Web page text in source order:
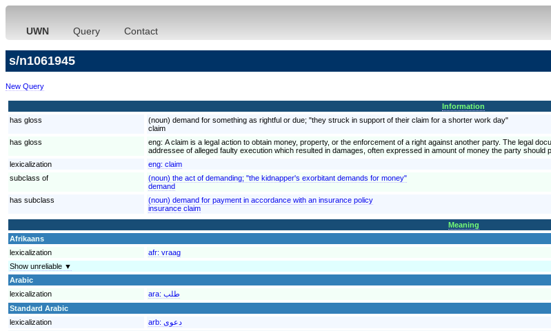
UWN Query Contact
s/n1061945
New Query
Information
has gloss
(noun) demand for something as rightful or due; "they struck in support of their claim for a shorter work day"
claim
has gloss
eng: A claim is a legal action to obtain money, property, or the enforcement of a right against another party. The legal
addressee of alleged faulty execution which resulted in damages, often expressed in amount of money the party should
lexicalization
eng: claim
subclass of
(noun) the act of demanding; "the kidnapper's exorbitant demands for money"
demand
has subclass
(noun) demand for payment in accordance with an insurance policy
insurance claim
Meaning
Afrikaans
lexicalization
afr: vraag
Show unreliable ▼
Arabic
lexicalization
ara: طلب
Standard Arabic
lexicalization
arb: دعوى